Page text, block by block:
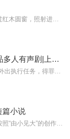
超级上门女婿|VIP快更版|精品多人有声剧|上门女婿|上门龙婿|最佳女婿
篇小说